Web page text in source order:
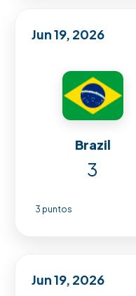
Jun 19, 2026
Brazil
3
3 puntos
Jun 19, 2026